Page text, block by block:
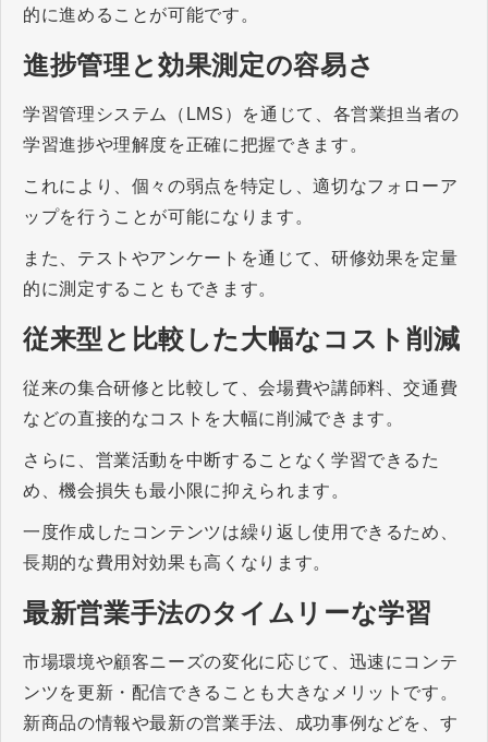
的に進めることが可能です。
進捗管理と効果測定の容易さ
学習管理システム（LMS）を通じて、各営業担当者の
学習進捗や理解度を正確に把握できます。
これにより、個々の弱点を特定し、適切なフォローア
ップを行うことが可能になります。
また、テストやアンケートを通じて、研修効果を定量
的に測定することもできます。
従来型と比較した大幅なコスト削減
従来の集合研修と比較して、会場費や講師料、交通費
などの直接的なコストを大幅に削減できます。
さらに、営業活動を中断することなく学習できるた
め、機会損失も最小限に抑えられます。
一度作成したコンテンツは繰り返し使用できるため、
長期的な費用対効果も高くなります。
最新営業手法のタイムリーな学習
市場環境や顧客ニーズの変化に応じて、迅速にコンテ
ンツを更新・配信できることも大きなメリットです。
新商品の情報や最新の営業手法、成功事例などを、す